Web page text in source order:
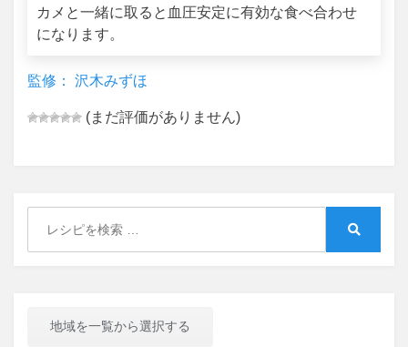
カメと一緒に取ると血圧安定に有効な食べ合わせ
になります。
監修： 沢木みずほ
(まだ評価がありません)
地域を一覧から選択する